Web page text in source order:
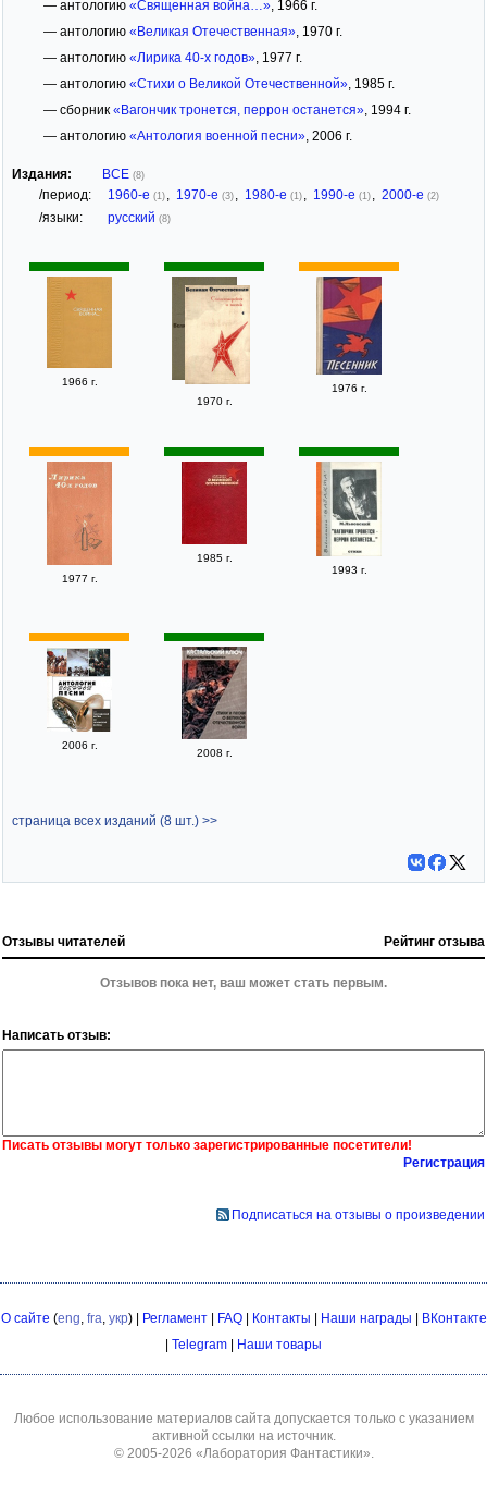
— антологию «Священная война…», 1966 г.
— антологию «Великая Отечественная», 1970 г.
— антологию «Лирика 40-х годов», 1977 г.
— антологию «Стихи о Великой Отечественной», 1985 г.
— сборник «Вагончик тронется, перрон останется», 1994 г.
— антологию «Антология военной песни», 2006 г.
Издания: ВСЕ (8)
/период: 1960-е (1) 1970-е (3) 1980-е (1) 1990-е (1) 2000-е (2)
/языки: русский (8)
1966 г.
1970 г.
1976 г.
1977 г.
1985 г.
1993 г.
2006 г.
2008 г.
страница всех изданий (8 шт.) >>
Отзывы читателей Рейтинг отзыва
Отзывов пока нет, ваш может стать первым.
Написать отзыв:
Писать отзывы могут только зарегистрированные посетители!
Регистрация
Подписаться на отзывы о произведении
О сайте (eng fra укр) | Регламент| FAQ| Контакты | Наши награды | ВКонтакте
| Telegram | Наши товары
Любое использование материалов сайта допускается только с указанием
активной ссылки на источник.
© 2005-2026 «Лаборатория Фантастики»